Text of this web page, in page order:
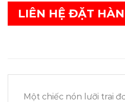
LIÊN HỆ ĐẶT
Một chiếc nón lưỡi trai